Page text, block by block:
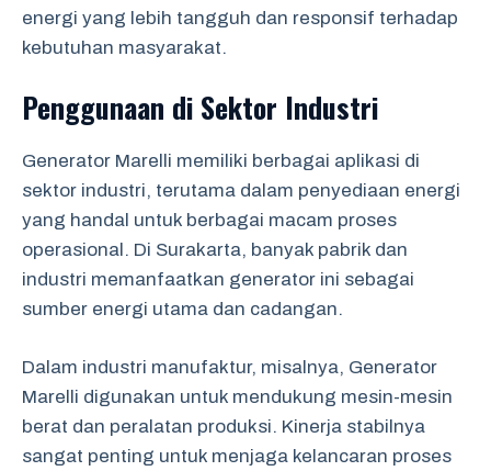
energi yang lebih tangguh dan responsif terhadap
kebutuhan masyarakat.
Penggunaan di Sektor Industri
Generator Marelli memiliki berbagai aplikasi di
sektor industri, terutama dalam penyediaan energi
yang handal untuk berbagai macam proses
operasional. Di Surakarta, banyak pabrik dan
industri memanfaatkan generator ini sebagai
sumber energi utama dan cadangan.
Dalam industri manufaktur, misalnya, Generator
Marelli digunakan untuk mendukung mesin-mesin
berat dan peralatan produksi. Kinerja stabilnya
sangat penting untuk menjaga kelancaran proses